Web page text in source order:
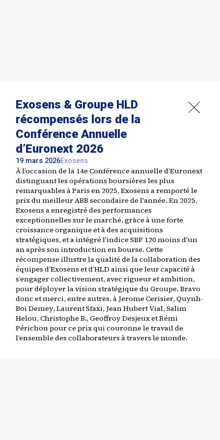
Exosens & Groupe HLD
récompensés lors de la
Conférence Annuelle
d’Euronext 2026
19 mars 2026Exosens
À l’occasion de la 14e Conférence annuelle d’Euronext
distinguant les opérations boursières les plus
remarquables à Paris en 2025, Exosens a remporté le
prix du meilleur ABB secondaire de l'année. En 2025,
Exosens a enregistré des performances
exceptionnelles sur le marché, grâce à une forte
croissance organique et à des acquisitions
stratégiques, et a intégré l'indice SBF 120 moins d'un
an après son introduction en bourse. Cette
récompense illustre la qualité de la collaboration des
équipes d’Exosens et d’HLD ainsi que leur capacité à
s’engager collectivement, avec rigueur et ambition,
pour déployer la vision stratégique du Groupe. Bravo
donc et merci, entre autres, à Jerome Cerisier, Quynh-
Boi Demey, Laurent Sfaxi, Jean Hubert Vial, Salim
Helou, Christophe B., Geoffroy Desjeux et Rémi
Périchon pour ce prix qui couronne le travail de
l’ensemble des collaborateurs à travers le monde.